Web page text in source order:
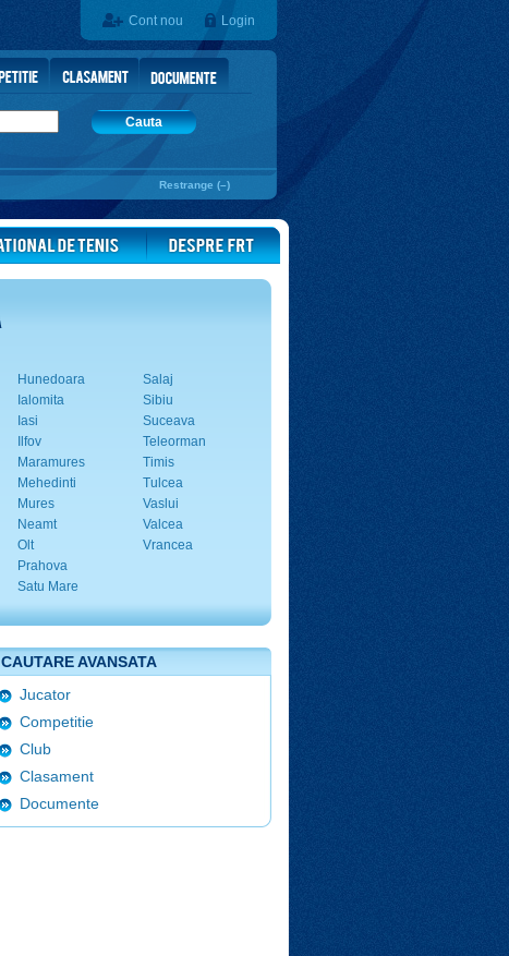
Cont nou Login
Cauta
Restrange (–)
Hunedoara
Ialomita
Iasi
Ilfov
Maramures
Mehedinti
Mures
Neamt
Olt
Prahova
Satu Mare
Salaj
Sibiu
Suceava
Teleorman
Timis
Tulcea
Vaslui
Valcea
Vrancea
CAUTARE AVANSATA
Jucator
Competitie
Club
Clasament
Documente